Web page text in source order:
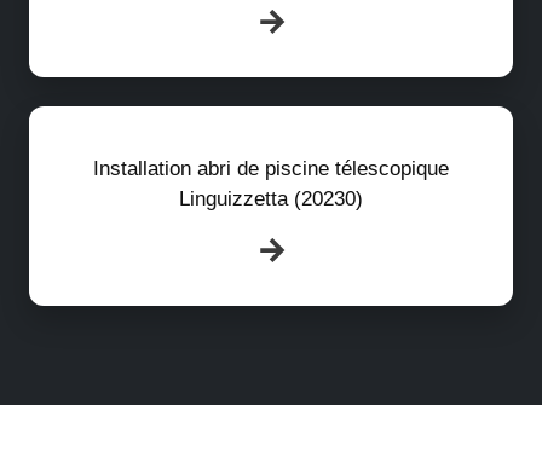
Installation abri de piscine télescopique
Linguizzetta (20230)